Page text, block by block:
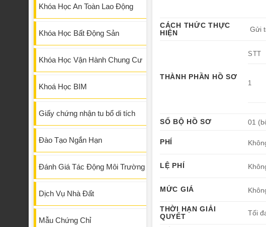
Khóa Học An Toàn Lao Động
Khóa Học Bất Động Sản
Khóa Học Vận Hành Chung Cư
Khoá Học BIM
Giấy chứng nhận tu bổ di tích
Đào Tạo Ngắn Hạn
Đánh Giá Tác Động Môi Trường
Dịch Vụ Nhà Đất
Mẫu Chứng Chỉ
CÁCH THỨC THỰC
HIỆN
Gửi
THÀNH PHẦN HỒ SƠ
STT
1
SỐ BỘ HỒ SƠ 01
PHÍ
LỆ PHÍ
MỨC GIÁ
THỜI HẠN GIẢI
QUYẾT
Tối